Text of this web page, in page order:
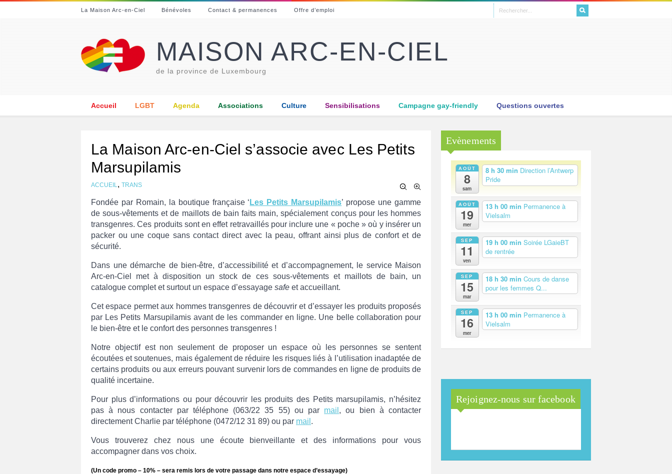
La Maison Arc-en-Ciel Bénévoles Contact & permanences Offre d’emploi
MAISON ARC-EN-CIEL
de la province de Luxembourg
Accueil LGBT Agenda Associations Culture Sensibilisations Campagne gay-friendly Questions ouvertes
La Maison Arc-en-Ciel s’associe avec Les Petits
Marsupilamis
ACCUEIL, TRANS
Fondée par Romain, la boutique française ‘ Les Petits Marsupilamis’ propose une gamme
de sous-vêtements et de maillots de bain faits main, spécialement conçus pour les hommes
transgenres. Ces produits sont en effet retravaillés pour inclure une « poche » où y insérer un
packer ou une coque sans contact direct avec la peau, offrant ainsi plus de confort et de
sécurité.
Dans une démarche de bien-être, d’accessibilité et d’accompagnement, le service Maison
Arc-en-Ciel met à disposition un stock de ces sous-vêtements et maillots de bain, un
catalogue complet et surtout un espace d’essayage safe et accueillant.
Cet espace permet aux hommes transgenres de découvrir et d’essayer les produits proposés
par Les Petits Marsupilamis avant de les commander en ligne. Une belle collaboration pour
le bien-être et le confort des personnes transgenres !
Notre objectif est non seulement de proposer un espace où les personnes se sentent
écoutées et soutenues, mais également de réduire les risques liés à l’utilisation inadaptée de
certains produits ou aux erreurs pouvant survenir lors de commandes en ligne de produits de
qualité incertaine.
Pour plus d’informations ou pour découvrir les produits des Petits marsupilamis, n’hésitez
pas à nous contacter par téléphone (063/22 35 55) ou par mail , ou bien à contacter
directement Charlie par téléphone (0472/12 31 89) ou par mail .
Vous trouverez chez nous une écoute bienveillante et des informations pour vous
accompagner dans vos choix.
(Un code promo – 10% – sera remis lors de votre passage dans notre espace d’essayage)
Evènements
AOÛT
8
sam
8 h 30 min Direction l’Antwerp
Pride
AOÛT
19
mer
13 h 00 min Permanence à
Vielsalm
SEP
11
ven
19 h 00 min Soirée LGaieBT
de rentrée
SEP
15
mar
18 h 30 min Cours de danse
pour les femmes Q...
SEP
16
mer
13 h 00 min Permanence à
Vielsalm
Rejoignez-nous sur facebook